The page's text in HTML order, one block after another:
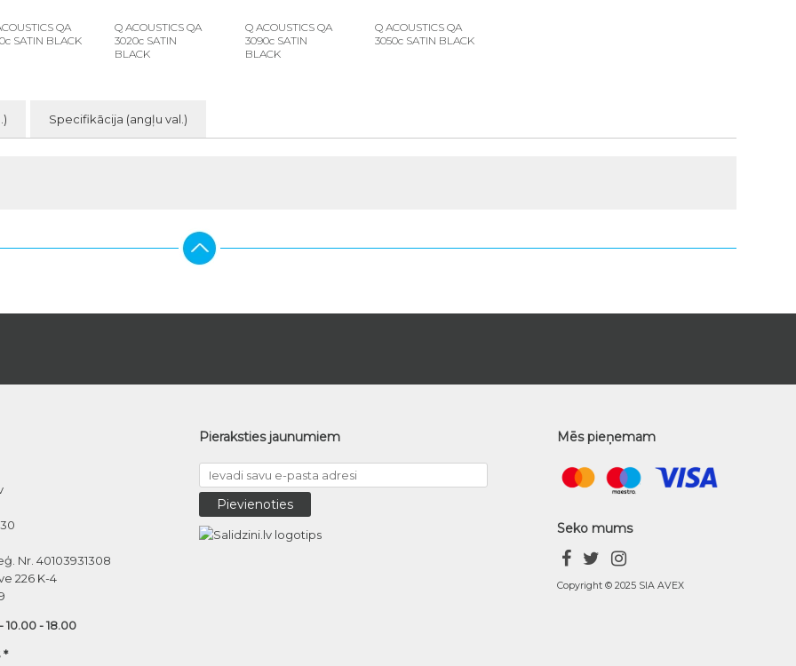
QA
SATIN BLACK
Q ACOUSTICS QA
3020c SATIN
BLACK
Q ACOUSTICS QA
3090c SATIN
BLACK
Q ACOUSTICS QA
3050c SATIN BLACK
Specifikācija (angļu val.)
Nr. 40103931308
226 K-4
10.00 - 18.00
*
Pieraksties jaunumiem Mēs pieņemam
Seko mums
Copyright © 2025 SIA AVEX